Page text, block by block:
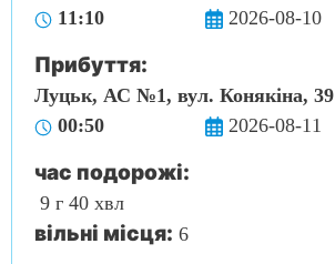
11:10
2026-08-10
Прибуття:
Луцьк, АС №1, вул. Конякіна, 39
00:50
2026-08-11
час подорожі:
9 г 40 хвл
вільні місця: 6